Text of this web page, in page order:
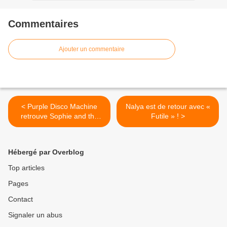
Commentaires
Ajouter un commentaire
< Purple Disco Machine
retrouve Sophie and the
Giants sur « In The Dark » !
Nalya est de retour avec «
Futile » ! >
Hébergé par Overblog
Top articles
Pages
Contact
Signaler un abus